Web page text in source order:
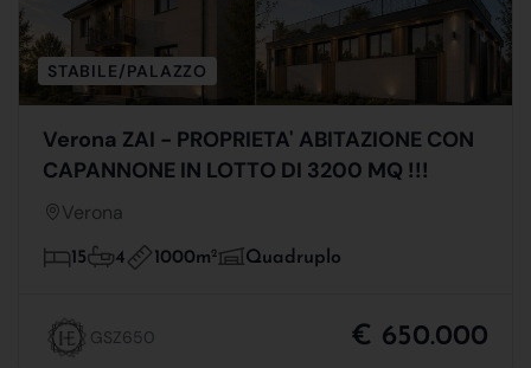
STABILE/PALAZZO
Verona ZAI - PROPRIETA' ABITAZIONE CON
CAPANNONE IN LOTTO DI 3200 MQ !!!
Verona
15 4 1000m2 Quadruplo
GSZ650 € 650.000